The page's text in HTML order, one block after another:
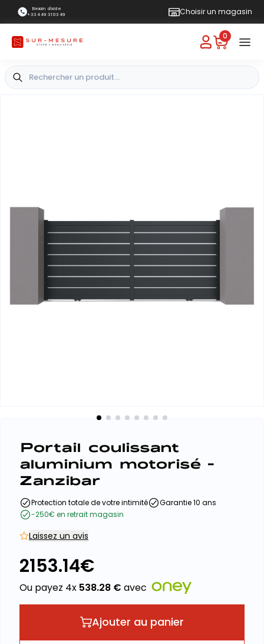
Besoin d'aide
+33 4 49 31 03 49
Choisir un magasin
0
Portail coulissant
aluminium motorisé -
Zanzibar
Protection totale de votre intimité
Garantie 10 ans
-250€ en retrait magasin
Laissez un avis
2153.14€
Ou payez 4x 538.28 € avec
Ajouter au panier